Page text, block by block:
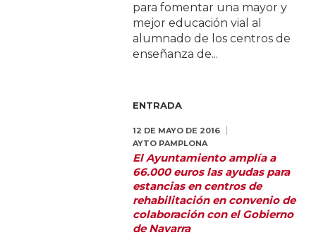
para fomentar una mayor y
mejor educación vial al
alumnado de los centros de
enseñanza de...
ENTRADA
12 DE MAYO DE 2016
AYTO PAMPLONA
El Ayuntamiento amplía a
66.000 euros las ayudas para
estancias en centros de
rehabilitación en convenio de
colaboración con el Gobierno
de Navarra